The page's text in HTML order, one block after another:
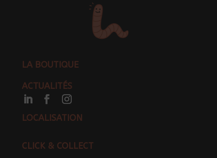
LA BOUTIQUE
ACTUALITÉS
LOCALISATION
CLICK & COLLECT